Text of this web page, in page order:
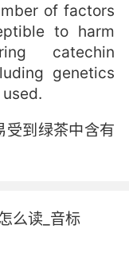
of factors
to harm
catechin
genetics
受到绿茶中含有
因遗传和摄入
么读_音标